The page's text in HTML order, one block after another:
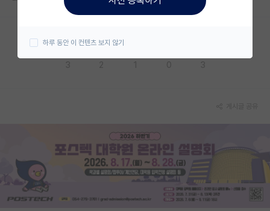
대학원생 모집 게시판
연구실(PI) 홍보 게시판
취업 게시판
임용 후기 게시판
PI 전용 게시판
하루 동안 이 컨텐츠 보지 않기